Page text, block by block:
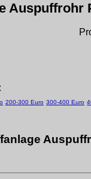
Auspuffrohr
200-300 Euro 300-400 Euro